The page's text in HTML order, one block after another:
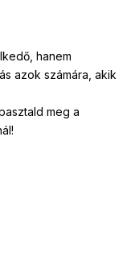
hanem
azok számára, akik
meg a